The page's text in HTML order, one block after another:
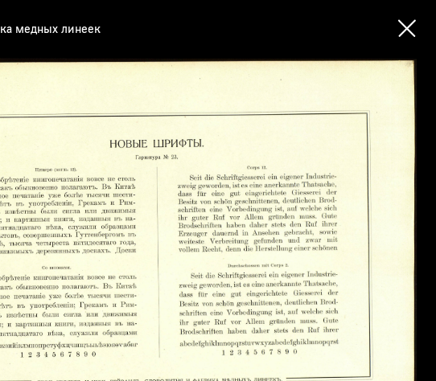
медных линеек